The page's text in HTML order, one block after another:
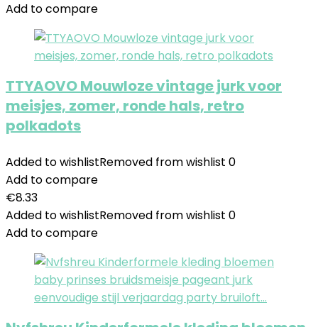
Add to compare
TTYAOVO Mouwloze vintage jurk voor
meisjes, zomer, ronde hals, retro
polkadots
Added to wishlistRemoved from wishlist 0
Add to compare
€8.33
Added to wishlistRemoved from wishlist 0
Add to compare